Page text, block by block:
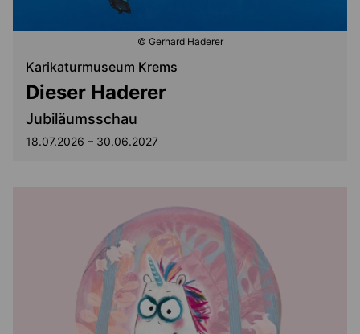
© Gerhard Haderer
Karikaturmuseum Krems
Dieser Haderer
Jubiläumsschau
18.07.2026 – 30.06.2027